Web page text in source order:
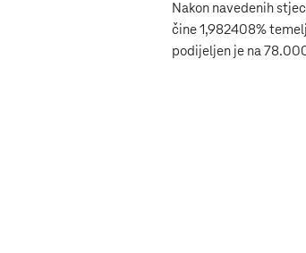
Nakon navedenih
čine 1,982408%
podijeljen je na